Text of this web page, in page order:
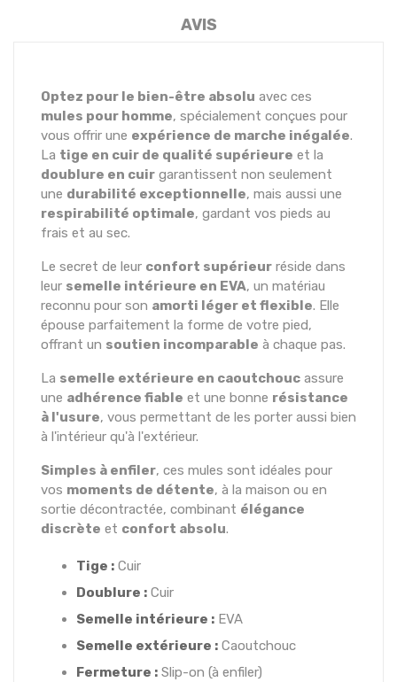
AVIS
Optez pour le bien-être absolu avec ces
mules pour homme, spécialement conçues pour
vous offrir une expérience de marche inégalée.
La tige en cuir de qualité supérieure et la
doublure en cuir garantissent non seulement
une durabilité exceptionnelle, mais aussi une
respirabilité optimale, gardant vos pieds au
frais et au sec.
Le secret de leur confort supérieur réside dans
leur semelle intérieure en EVA, un matériau
reconnu pour son amorti léger et flexible. Elle
épouse parfaitement la forme de votre pied,
offrant un soutien incomparable à chaque pas.
La semelle extérieure en caoutchouc assure
une adhérence fiable et une bonne résistance
à l'usure, vous permettant de les porter aussi bien
à l'intérieur qu'à l'extérieur.
Simples à enfiler, ces mules sont idéales pour
vos moments de détente, à la maison ou en
sortie décontractée, combinant élégance
discrète et confort absolu.
Tige : Cuir
Doublure : Cuir
Semelle intérieure : EVA
Semelle extérieure : Caoutchouc
Fermeture : Slip-on (à enfiler)